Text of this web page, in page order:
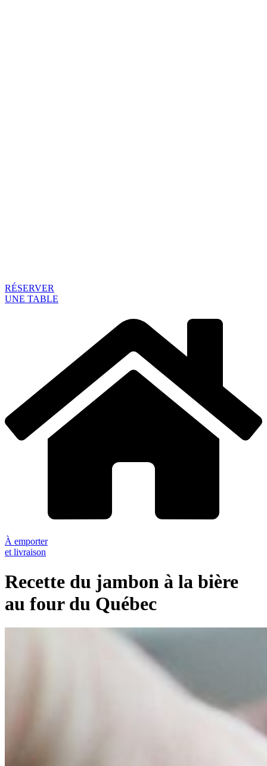
RÉSERVER
UNE TABLE
À emporter
et livraison
Recette du jambon à la bière
au four du Québec